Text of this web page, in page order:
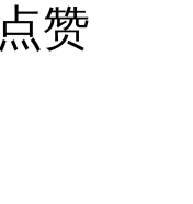
赞